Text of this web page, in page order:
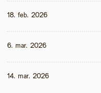
18. feb. 2026
6. mar. 2026
14. mar. 2026